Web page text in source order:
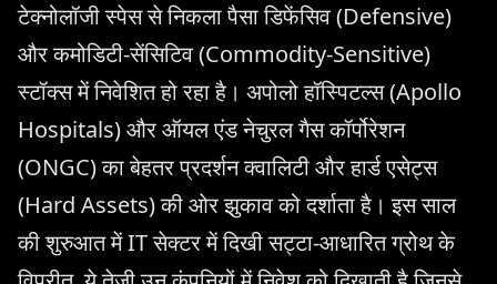
टेक्नोलॉजी स्पेस से निकला पैसा डिफेंसिव (Defensive)
और कमोडिटी-सेंसिटिव (Commodity-Sensitive)
स्टॉक्स में निवेशित हो रहा है। अपोलो हॉस्पिटल्स (Apollo
Hospitals) और ऑयल एंड नेचुरल गैस कॉर्पोरेशन
(ONGC) का बेहतर प्रदर्शन क्वालिटी और हार्ड एसेट्स
(Hard Assets) की ओर झुकाव को दर्शाता है। इस साल
की शुरुआत में IT सेक्टर में दिखी सट्टा-आधारित ग्रोथ के